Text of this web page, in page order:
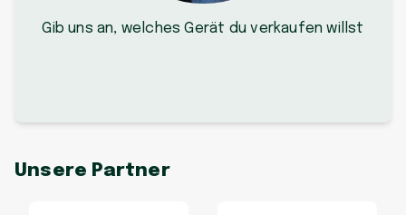
Gib uns an, welches Gerät du verkaufen willst
Unsere Partner